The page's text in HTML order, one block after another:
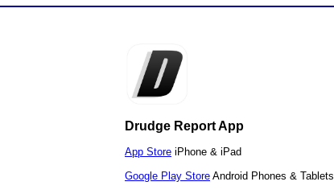
Drudge Report App
App Store iPhone & iPad
Google Play Store Android Phones & Tablets